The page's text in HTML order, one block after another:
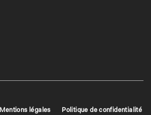
Mentions légales Politique de confidentialité